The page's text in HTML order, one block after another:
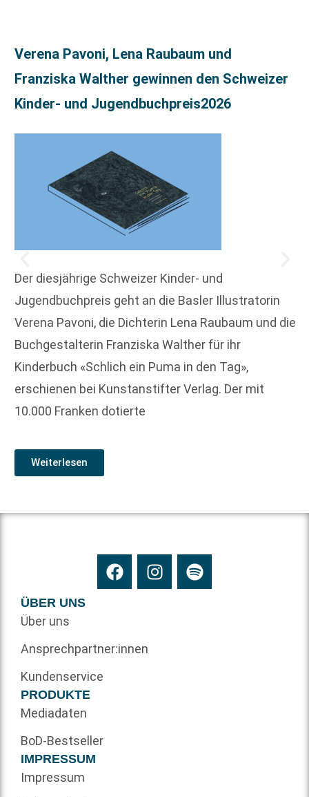
Verena Pavoni, Lena Raubaum und
Franziska Walther gewinnen den Schweizer
Kinder- und Jugendbuchpreis2026
Der diesjährige Schweizer Kinder- und
Jugendbuchpreis geht an die Basler Illustratorin
Verena Pavoni, die Dichterin Lena Raubaum und die
Buchgestalterin Franziska Walther für ihr
Kinderbuch «Schlich ein Puma in den Tag»,
erschienen bei Kunstanstifter Verlag. Der mit
10.000 Franken dotierte
Weiterlesen
ÜBER UNS
Über uns
Ansprechpartner:innen
Kundenservice
PRODUKTE
Mediadaten
BoD-Bestseller
IMPRESSUM
Impressum